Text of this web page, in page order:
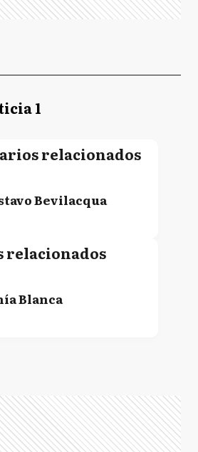
1
relacionados
Bevilacqua
relacionados
Blanca